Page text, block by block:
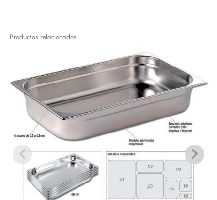
Productos relacionados